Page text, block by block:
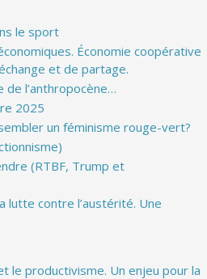
le sport
Économie coopérative
et de partage.
de l’anthropocène…
2025
un féminisme rouge-vert?
(RTBF, Trump et
lutte contre l’austérité. Une
le productivisme. Un enjeu pour la